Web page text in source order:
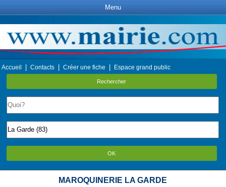
Menu
Accueil Contacts Créer une fiche Espace grand public
Rechercher
OK
MAROQUINERIE LA GARDE